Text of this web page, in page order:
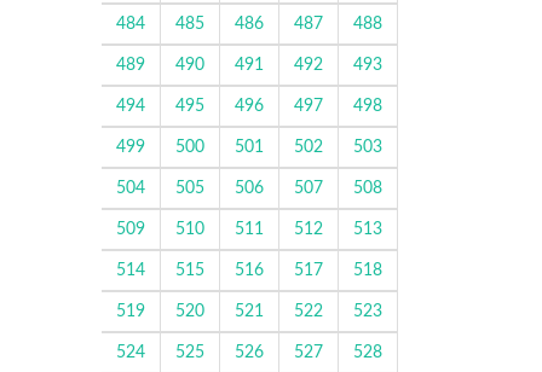
484 485 486 487 488
489 490 491 492 493
494 495 496 497 498
499 500 501 502 503
504 505 506 507 508
509 510 511 512 513
514 515 516 517 518
519 520 521 522 523
524 525 526 527 528